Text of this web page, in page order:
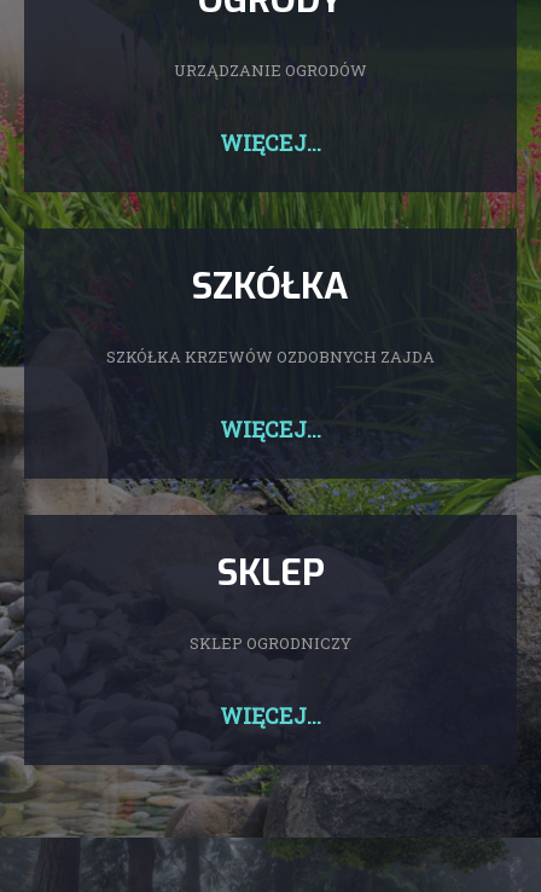
URZĄDZANIE OGRODÓW
WIĘCEJ...
SZKÓŁKA
SZKÓŁKA KRZEWÓW OZDOBNYCH ZAJDA
WIĘCEJ...
SKLEP
SKLEP OGRODNICZY
WIĘCEJ...